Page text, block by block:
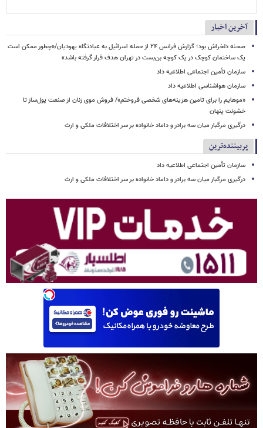
آخرین اخبار
صحنه دلخراش بود؛ گزارش فرانس ۲۴ از حمله اسرائیل به عبادتگاه یهودیان/«چطور ممکن است
یک ساختمان کوچک در یک کوچه بن‌بست در تهران هدف قرار گرفته باشد»
سازمان تأمین اجتماعی اطلاعیه داد
سازمان هواشناسی اطلاعیه داد
«موهایم را برای تامین هزینه‌های شخصی فروختم»/ فروش موی زنان از صنعت پول‌ساز تا
خشونت پنهان
درگیری مرگبار میان سه برادر و داماد خانواده بر سر اختلافات ملکی و ارث
پربیننده‌ترین
سازمان تأمین اجتماعی اطلاعیه داد
درگیری مرگبار میان سه برادر و داماد خانواده بر سر اختلافات ملکی و ارث